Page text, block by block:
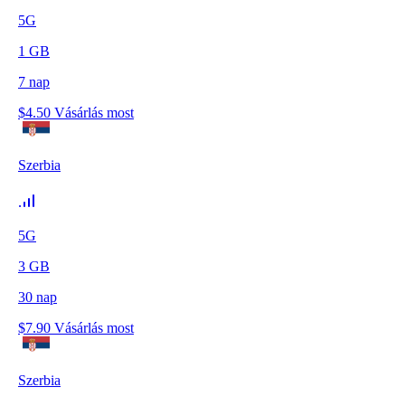
5G
1 GB
7 nap
$4.50 Vásárlás most
Szerbia
5G
3 GB
30 nap
$7.90 Vásárlás most
Szerbia